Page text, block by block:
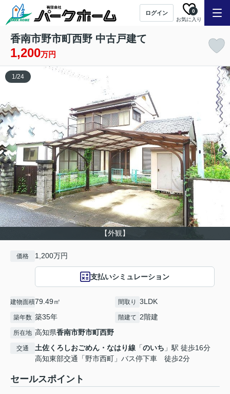
ログイン
お気に入り
0
香南市野市町西野 中古戸建て
1,200万円
【外観】
1/24
価格 1,200万円
支払いシミュレーション
建物面積79.49㎡ 間取り 3LDK
築年数 築35年 階建て 2階建
所在地 高知県香南市野市町西野
交通 土佐くろしおごめん・なはり線 「のいち 」駅 徒歩16分
高知東部交通「野市西町」バス停下車 徒歩2分
セールスポイント